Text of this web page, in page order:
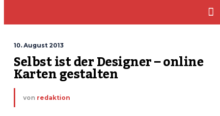
10. August 2013
Selbst ist der Designer – online
Karten gestalten
von redaktion